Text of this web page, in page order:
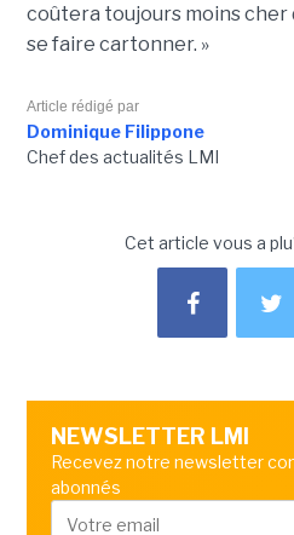
coûtera toujours moins cher
se faire cartonner. »
Article rédigé par
Dominique Filippone
Chef des actualités LMI
Cet article vous a
NEWSLETTER LMI
Recevez notre newsletter
abonnés